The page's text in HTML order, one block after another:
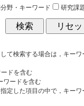
野・キーワード 研究課
て検索する場合は，キー
ドを含む
ワードを含む
定した項目の中で，キー